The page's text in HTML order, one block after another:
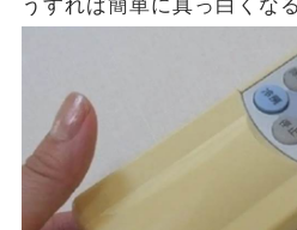
うすれば簡単に真っ白くな